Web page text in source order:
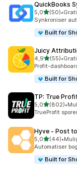
QuickBooks
5,0ud af 5
(50)
50 •
Synkroniser
Built for
Juicy
4,9ud af 5
(55)
55 •
Profit-
Built for
TP: True
5,0ud af 5
(802)
802 •
TrueProfit
Hyve ‑ Post
5,0ud af 5
(44)
44 •
Automatiser
Built for